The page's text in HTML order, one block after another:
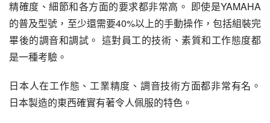
精確度、細節和各方面的要求都非常高。 即使是YAMAHA
的普及型號，至少還需要40%以上的手動操作，包括組裝完
畢後的調音和調試。 這對員工的技術、素質和工作態度都
是一種考驗。
日本人在工作態、工業精度、調音技術方面都非常有名。
日本製造的東西確實有著令人佩服的特色。